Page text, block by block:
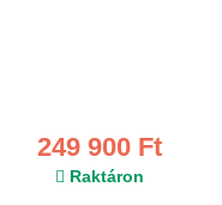
249 900 Ft
Raktáron